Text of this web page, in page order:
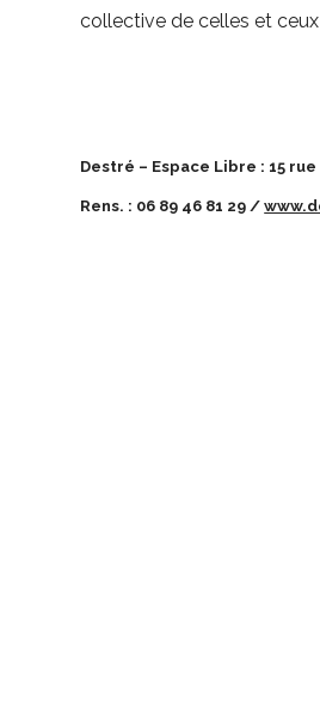
collective de celles et
Destré – Espace Libre : 15
Rens. : 06 89 46 81 29 /